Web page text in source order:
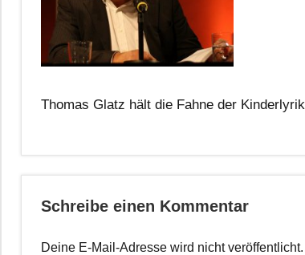
Thomas Glatz hält die Fahne der
Schreibe einen Kommentar
Deine E-Mail-Adresse wird nicht veröffentlicht.